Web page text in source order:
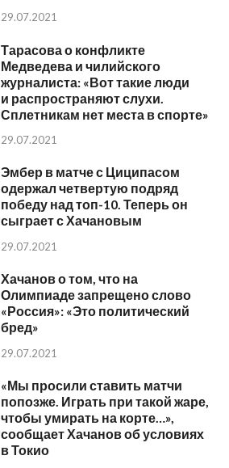
29.07.2021
Тарасова о конфликте
Медведева и чилийского
журналиста: «Вот такие люди
и распространяют слухи.
Сплетникам нет места в спорте»
29.07.2021
Эмбер в матче с Циципасом
одержал четвертую подряд
победу над топ-10. Теперь он
сыграет с Хачановым
29.07.2021
Хачанов о том, что на
Олимпиаде запрещено слово
«Россия»: «Это политический
бред»
29.07.2021
«Мы просили ставить матчи
попозже. Играть при такой жаре,
чтобы умирать на корте…»,
сообщает Хачанов об условиях
в Токио